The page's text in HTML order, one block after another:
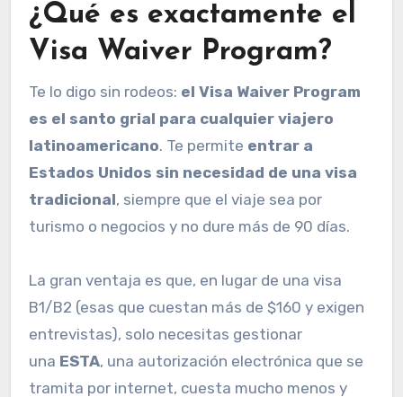
¿Qué es exactamente el
Visa Waiver Program?
Te lo digo sin rodeos: el Visa Waiver Program
es el santo grial para cualquier viajero
latinoamericano. Te permite entrar a
Estados Unidos sin necesidad de una visa
tradicional, siempre que el viaje sea por
turismo o negocios y no dure más de 90 días.
La gran ventaja es que, en lugar de una visa
B1/B2 (esas que cuestan más de $160 y exigen
entrevistas), solo necesitas gestionar
una ESTA, una autorización electrónica que se
tramita por internet, cuesta mucho menos y